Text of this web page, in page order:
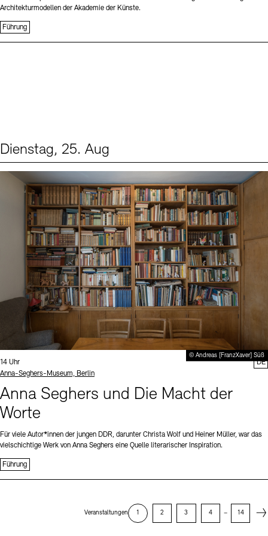
Architekturmodellen der Akademie der Künste.
Führung
Dienstag, 25. Aug
© Andreas [FranzXaver] Süß
Uhrzeit:
14 Uhr
Standort
Anna-Seghers-Museum, Berlin
Anna Seghers und Die Macht der
Worte
Für viele Autor*innen der jungen DDR, darunter Christa Wolf und Heiner Müller, war das
vielschichtige Werk von Anna Seghers eine Quelle literarischer Inspiration.
Führung
DE
Veranstaltungen 1 2 3 4 – 14